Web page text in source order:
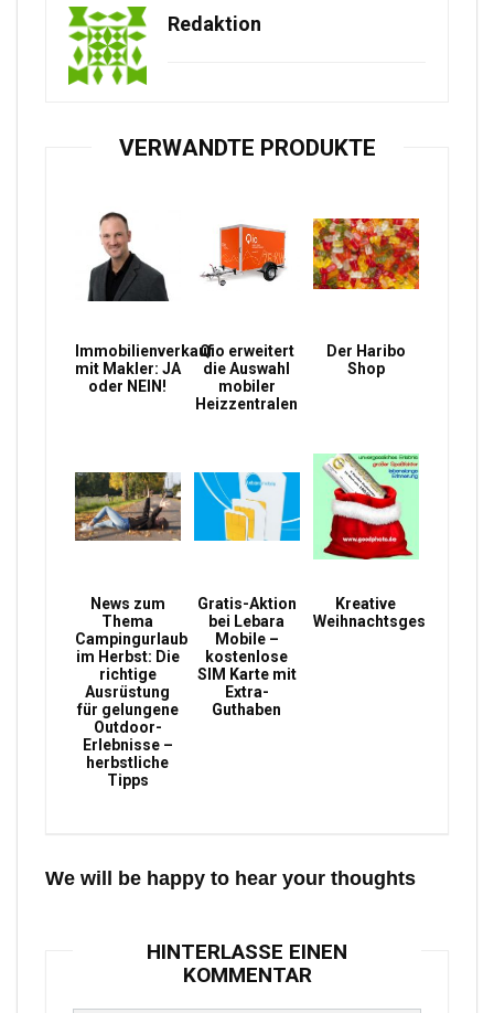
Redaktion
VERWANDTE PRODUKTE
Immobilienverkauf
mit Makler: JA
oder NEIN!
Qio erweitert
die Auswahl
mobiler
Heizzentralen
Der Haribo
Shop
News zum
Thema
Campingurlaub
im Herbst: Die
richtige
Ausrüstung
für gelungene
Outdoor-
Erlebnisse –
herbstliche
Tipps
Gratis-Aktion
bei Lebara
Mobile –
kostenlose
SIM Karte mit
Extra-
Guthaben
Kreative
Weihnachtsgeschenke
We will be happy to hear your thoughts
HINTERLASSE EINEN
KOMMENTAR